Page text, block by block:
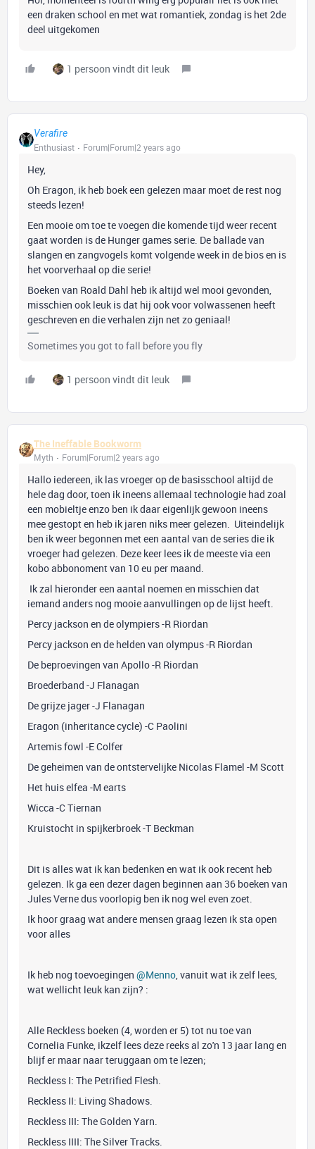
een draken school en met wat romantiek, zondag is het 2de
deel uitgekomen
1 persoon vindt dit leuk
Verafire
Enthusiast
Forum|Forum|2 years ago
Hey,
Oh Eragon, ik heb boek een gelezen maar moet de rest nog
steeds lezen!
Een mooie om toe te voegen die komende tijd weer recent
gaat worden is de Hunger games serie. De ballade van
slangen en zangvogels komt volgende week in de bios en is
het voorverhaal op die serie!
Boeken van Roald Dahl heb ik altijd wel mooi gevonden,
misschien ook leuk is dat hij ook voor volwassenen heeft
geschreven en die verhalen zijn net zo geniaal!
Sometimes you got to fall before you fly
1 persoon vindt dit leuk
The Ineffable Bookworm
Myth Forum|Forum|2 years ago
Hallo iedereen, ik las vroeger op de basisschool altijd de
hele dag door, toen ik ineens allemaal technologie had zoal
een mobieltje enzo ben ik daar eigenlijk gewoon ineens
mee gestopt en heb ik jaren niks meer gelezen. Uiteindelijk
ben ik weer begonnen met een aantal van de series die ik
vroeger had gelezen. Deze keer lees ik de meeste via een
kobo abbonoment van 10 eu per maand.
Ik zal hieronder een aantal noemen en misschien dat
iemand anders nog mooie aanvullingen op de lijst heeft.
Percy jackson en de olympiers -R Riordan
Percy jackson en de helden van olympus -R Riordan
De beproevingen van Apollo -R Riordan
Broederband -J Flanagan
De grijze jager -J Flanagan
Eragon (inheritance cycle) -C Paolini
Artemis fowl -E Colfer
De geheimen van de ontstervelijke Nicolas Flamel -M Scott
Het huis elfea -M earts
Wicca -C Tiernan
Kruistocht in spijkerbroek -T Beckman
Dit is alles wat ik kan bedenken en wat ik ook recent heb
gelezen. Ik ga een dezer dagen beginnen aan 36 boeken van
Jules Verne dus voorlopig ben ik nog wel even zoet.
Ik hoor graag wat andere mensen graag lezen ik sta open
voor alles
Ik heb nog toevoegingen @Menno, vanuit wat ik zelf lees,
wat wellicht leuk kan zijn? :
Alle Reckless boeken (4, worden er 5) tot nu toe van
Cornelia Funke, ikzelf lees deze reeks al zo'n 13 jaar lang en
blijf er maar naar teruggaan om te lezen;
Reckless I: The Petrified Flesh.
Reckless II: Living Shadows.
Reckless III: The Golden Yarn.
Reckless IIII: The Silver Tracks.